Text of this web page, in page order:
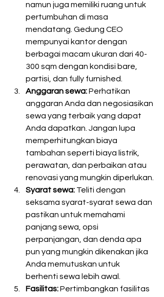
namun juga memiliki ruang untuk
pertumbuhan di masa
mendatang. Gedung CEO
mempunyai kantor dengan
berbagai macam ukuran dari 40-
300 sqm dengan kondisi bare,
partisi, dan fully furnished.
Anggaran sewa: Perhatikan
anggaran Anda dan negosiasikan
sewa yang terbaik yang dapat
Anda dapatkan. Jangan lupa
memperhitungkan biaya
tambahan seperti biaya listrik,
perawatan, dan perbaikan atau
renovasi yang mungkin diperlukan.
Syarat sewa: Teliti dengan
seksama syarat-syarat sewa dan
pastikan untuk memahami
panjang sewa, opsi
perpanjangan, dan denda apa
pun yang mungkin dikenakan jika
Anda memutuskan untuk
berhenti sewa lebih awal.
Fasilitas: Pertimbangkan fasilitas